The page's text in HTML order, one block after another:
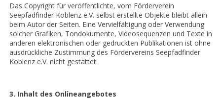
Das Copyright für veröffentlichte, vom Förderverein
Seepfadfinder Koblenz e.V. selbst erstellte Objekte bleibt allein
beim Autor der Seiten. Eine Vervielfältigung oder Verwendung
solcher Grafiken, Tondokumente, Videosequenzen und Texte in
anderen elektronischen oder gedruckten Publikationen ist ohne
ausdrückliche Zustimmung des Fördervereins Seepfadfinder
Koblenz e.V. nicht gestattet.
3. Inhalt des Onlineangebotes